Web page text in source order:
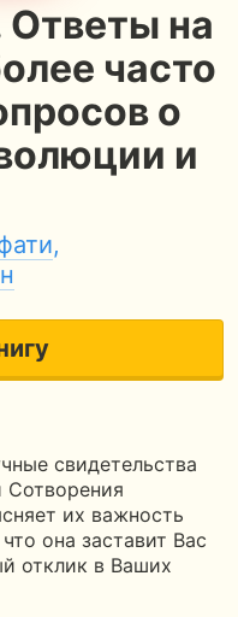
Ответы на
часто
о
и
,
свидетельства
Сотворения
их важность
она заставит Вас
отклик в Ваших